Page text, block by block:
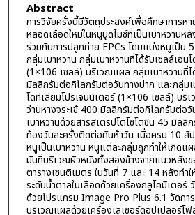
Abstract
การวิจัยครั้งนี้มีวัตถุประสงค์เพื่อศึกษาการห
หลอดเลือดใหม่ในหนูนูดไมซ์ที่เป็นเบาหวานหลั
ร่วมกับการปลูกถ่าย EPCs โดยแบ่งหนูเป็น
กลุ่มเบาหวาน กลุ่มเบาหวานที่ได้รับเซลล์เอน
(1×106 เซลล์) บริเวณแผล กลุ่มเบาหวานที่ไ
มิลลิกรัมต่อกิโลกรัมต่อวันทางปาก และกลุ่มเ
โดทีเลียมโปรเจนนิเตอร์ (1×106 เซลล์) บริ
ว่านหางจระเข้ 400 มิลลิกรัมต่อกิโลกรัมต่อวั
เบาหวานด้วยสารสเตรปโตโซโตซิน 45 มิลลิ
ท้องวันละครั้งติดต่อกันห้าวัน เมื่อครบ 10 สั
หนูเป็นเบาหวาน หนูแต่ละกลุ่มถูกทำให้เกิดแ
มันที่บริเวณผิวหนังทั้งสองข้างจากแนวหลัง
ตารางเซนติเมตร ในวันที่ 7 และ 14 หลังทำ
ระดับน้ำตาลในเลือดด้วยเครื่องกลูโคมิเตอร์
ด้วยโปรแกรม Image Pro Plus 6.1 วัดกา
บริเวณแผลด้วยเครื่องเลเซอร์ดอปเปลอร์โ